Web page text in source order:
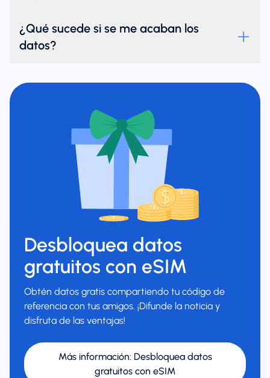
¿Qué sucede si se me acaban los
datos?
Desbloquea datos
gratuitos con eSIM
Obtén datos gratis compartiendo tu código de
referencia con tus amigos. ¡Difunde la noticia y
disfruta de las ventajas!
Más información: Desbloquea datos
gratuitos con eSIM